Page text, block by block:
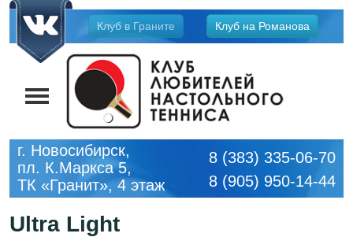
Jump
navigation
Клуб в Граните Клуб на Романова
г. Новосибирск,
пл. К.Маркса 5,
ТК «Гранит», 4 этаж
8 (383) 335-06-70
8 (905) 950-14-44
Ultra Light